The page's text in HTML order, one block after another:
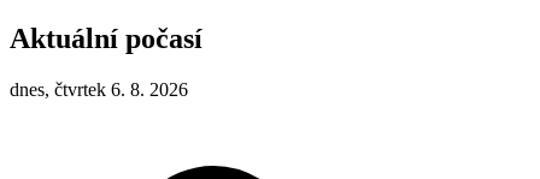
Aktuální počasí
dnes, čtvrtek 6. 8. 2026